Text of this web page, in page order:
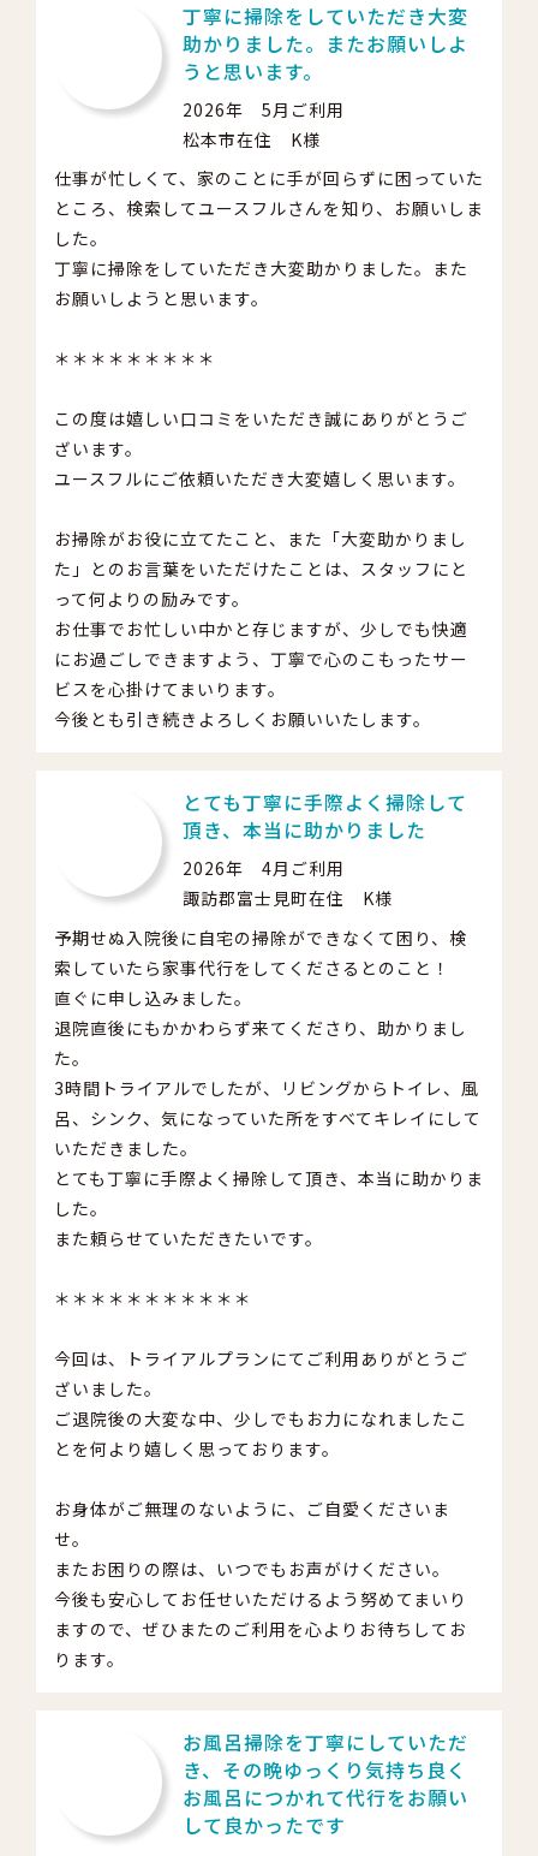
丁寧に掃除をしていただき大変
助かりました。またお願いしよ
うと思います。
2026年 5月ご利用
松本市在住 K様
仕事が忙しくて、家のことに手が回らずに困っていた
ところ、検索してユースフルさんを知り、お願いしま
した。
丁寧に掃除をしていただき大変助かりました。また
お願いしようと思います。
＊＊＊＊＊＊＊＊＊
この度は嬉しい口コミをいただき誠にありがとうご
ざいます。
ユースフルにご依頼いただき大変嬉しく思います。
お掃除がお役に立てたこと、また「大変助かりまし
た」とのお言葉をいただけたことは、スタッフにと
って何よりの励みです。
お仕事でお忙しい中かと存じますが、少しでも快適
にお過ごしできますよう、丁寧で心のこもったサー
ビスを心掛けてまいります。
今後とも引き続きよろしくお願いいたします。
とても丁寧に手際よく掃除して
頂き、本当に助かりました
2026年 4月ご利用
諏訪郡富士見町在住 K様
予期せぬ入院後に自宅の掃除ができなくて困り、検
索していたら家事代行をしてくださるとのこと！
直ぐに申し込みました。
退院直後にもかかわらず来てくださり、助かりまし
た。
3時間トライアルでしたが、リビングからトイレ、風
呂、シンク、気になっていた所をすべてキレイにして
いただきました。
とても丁寧に手際よく掃除して頂き、本当に助かりま
した。
また頼らせていただきたいです。
＊＊＊＊＊＊＊＊＊＊＊
今回は、トライアルプランにてご利用ありがとうご
ざいました。
ご退院後の大変な中、少しでもお力になれましたこ
とを何より嬉しく思っております。
お身体がご無理のないように、ご自愛くださいま
せ。
またお困りの際は、いつでもお声がけください。
今後も安心してお任せいただけるよう努めてまいり
ますので、ぜひまたのご利用を心よりお待ちしてお
ります。
お風呂掃除を丁寧にしていただ
き、その晩ゆっくり気持ち良く
お風呂につかれて代行をお願い
して良かったです